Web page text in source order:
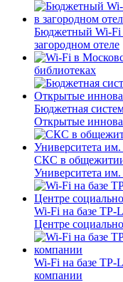
Бюджетный Wi-Fi
загородном отеле
библиотеках
Бюджетная
Открытые
СКС в общежитии
Университета
Wi-Fi на базе TP-
Центре
Wi-Fi на базе
компании